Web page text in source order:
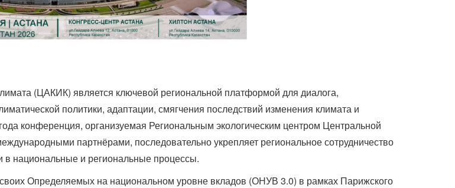
(ЦАКИК) является ключевой региональной платформой для диалога,
политики, адаптации, смягчения последствий изменения климата и
конференция, организуемая Региональным экологическим центром Центральной
партнёрами, последовательно укрепляет региональное сотрудничество
в национальные и региональные процессы.
Определяемых на национальном уровне вкладов (ОНУВ 3.0) в рамках Парижского